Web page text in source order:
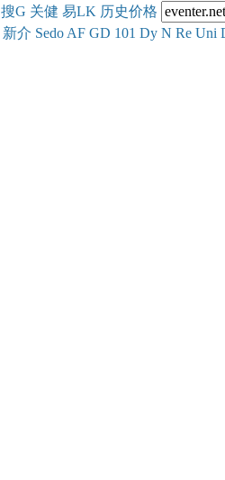
搜G 关健 易LK 历史价格
新介 Sedo AF GD 101 Dy N Re Uni